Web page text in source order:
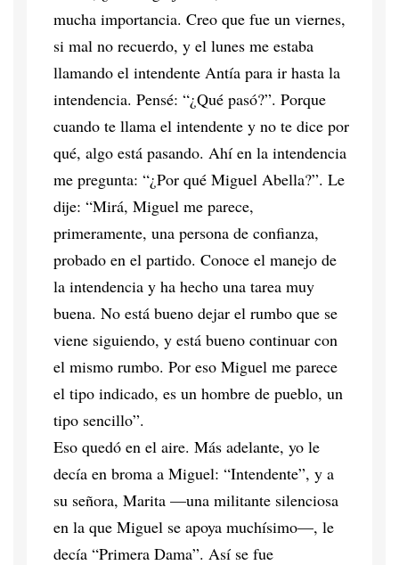
mucha importancia. Creo que fue un viernes,
si mal no recuerdo, y el lunes me estaba
llamando el intendente Antía para ir hasta la
intendencia. Pensé: “¿Qué pasó?”. Porque
cuando te llama el intendente y no te dice por
qué, algo está pasando. Ahí en la intendencia
me pregunta: “¿Por qué Miguel Abella?”. Le
dije: “Mirá, Miguel me parece,
primeramente, una persona de confianza,
probado en el partido. Conoce el manejo de
la intendencia y ha hecho una tarea muy
buena. No está bueno dejar el rumbo que se
viene siguiendo, y está bueno continuar con
el mismo rumbo. Por eso Miguel me parece
el tipo indicado, es un hombre de pueblo, un
tipo sencillo”.
Eso quedó en el aire. Más adelante, yo le
decía en broma a Miguel: “Intendente”, y a
su señora, Marita —una militante silenciosa
en la que Miguel se apoya muchísimo—, le
decía “Primera Dama”. Así se fue